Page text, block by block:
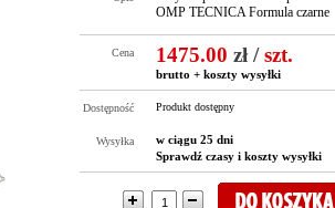
OMP TECNICA Formula czarne
Cena 1475.00 zł/szt.
brutto + koszty wysyłki
Dostępność Produkt dostępny
Wysyłka
w ciągu 25 dni
Sprawdź czasy i koszty wysyłki